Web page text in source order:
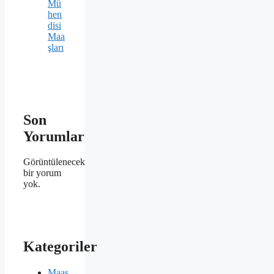
Mü
hen
disi
Maa
şları
Son
Yorumlar
Görüntülenecek
bir yorum
yok.
Kategoriler